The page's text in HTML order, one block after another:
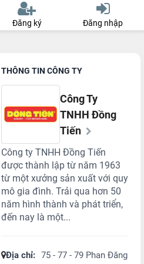
Đăng ký Đăng nhập
THÔNG TIN CÔNG TY
Công Ty
TNHH Đồng
Tiến
Công ty TNHH Đồng Tiến
được thành lập từ năm 1963
từ một xưởng sản xuất với quy
mô gia đình. Trải qua hơn 50
năm hình thành và phát triển,
đến nay là một...
Địa chỉ: 75 - 77 - 79 Phan Đăng